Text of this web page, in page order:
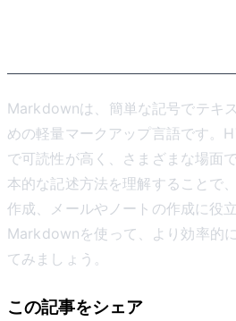
Markdownは、簡単な記号でテキ
めの軽量マークアップ言語です。
で可読性が高く、さまざまな場面
本的な記述方法を理解することで
作成、メールやノートの作成に役
Markdownを使って、より効率的
てみましょう。
この記事をシェア